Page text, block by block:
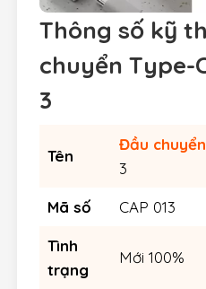
Thông số kỹ
chuyển Type-
3
Tên
Đầu chuyển
3
Mã số CAP 013
Tình
trạng
Mới 100%